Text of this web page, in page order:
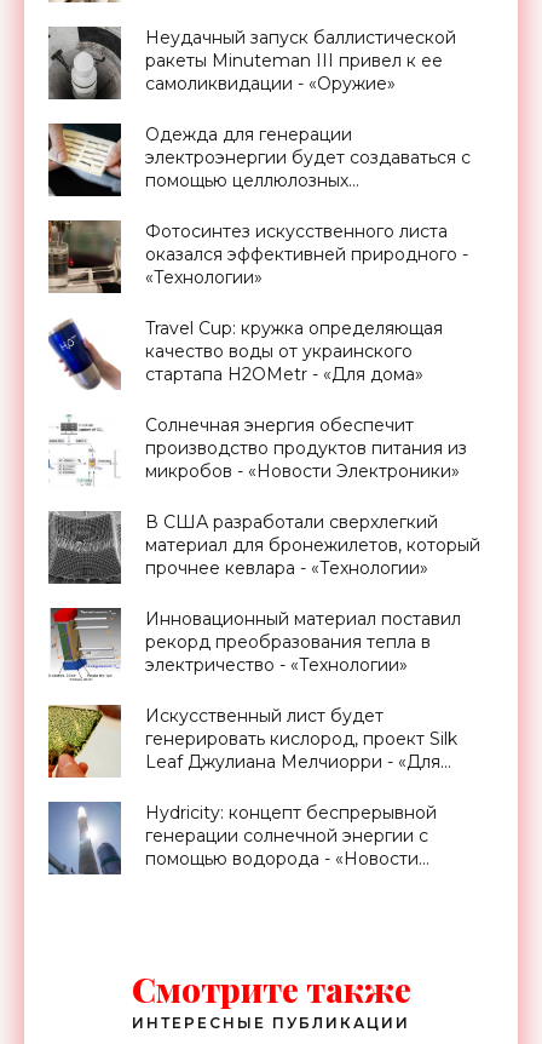
Неудачный запуск баллистической
ракеты Minuteman III привел к ее
самоликвидации - «Оружие»
Одежда для генерации
электроэнергии будет создаваться с
помощью целлюлозных
Фотосинтез искусственного листа
оказался эффективней природного -
«Технологии»
Travel Cup: кружка определяющая
качество воды от украинского
стартапа H2OMetr - «Для дома»
Солнечная энергия обеспечит
производство продуктов питания из
микробов - «Новости Электроники»
В США разработали сверхлегкий
материал для бронежилетов, который
прочнее кевлара - «Технологии»
Инновационный материал поставил
рекорд преобразования тепла в
электричество - «Технологии»
Искусственный лист будет
генерировать кислород, проект Silk
Leaf Джулиана Мелчиорри - «Для
Hydricity: концепт беспрерывной
генерации солнечной энергии с
помощью водорода - «Новости
Смотрите также
ИНТЕРЕСНЫЕ ПУБЛИКАЦИИ